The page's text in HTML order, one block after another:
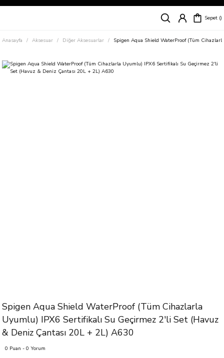
Siparişleriniz
Süper İndirimli Fiyatlar
Sepet
Anasayfa Aksesuar Diğer Aksesuarlar Spigen Aqua Shield WaterProof (Tüm
Spigen Aqua Shield WaterProof (Tüm Cihazlarla
Uyumlu) IPX6 Sertifikalı Su Geçirmez 2'li Set (Havuz
& Deniz Çantası 20L + 2L) A630
0 Puan - 0 Yorum